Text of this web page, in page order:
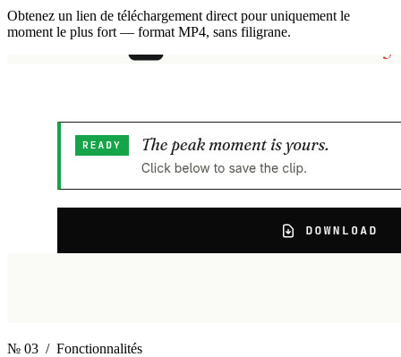
Obtenez un lien de téléchargement direct pour uniquement le
moment le plus fort — format MP4, sans filigrane.
№ 03 / Fonctionnalités